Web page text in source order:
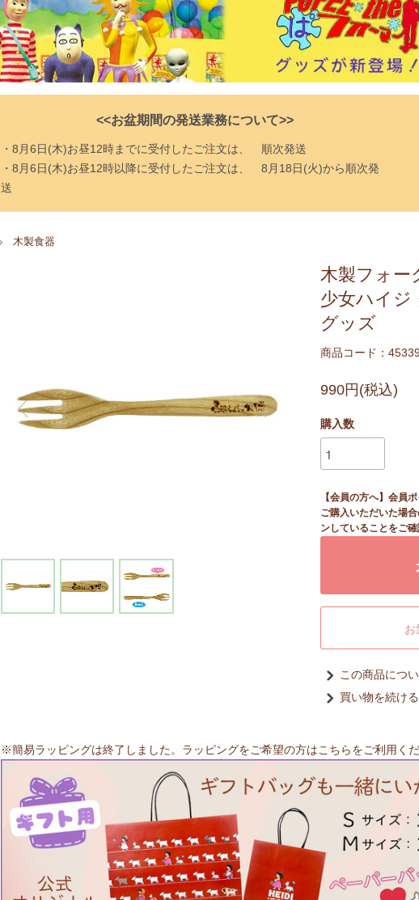
<<お盆期間の発送業務について>>
・8月6日(木)お昼12時までに受付したご注文は、
順次発送
・8月6日(木)お昼12時以降に受付したご注文は、
8月18日(火)から順次発
送
木製食器
木製フォー
少女ハイジ
グッズ
商品コード：
990円(税込)
購入数
【会員の方へ】会員
ご購入いただいた場
ンしていることをご
この商品につ
買い物を続ける
※簡易ラッピングは終了しました。ラッピングをご希望の方はこちらをご利用くだ